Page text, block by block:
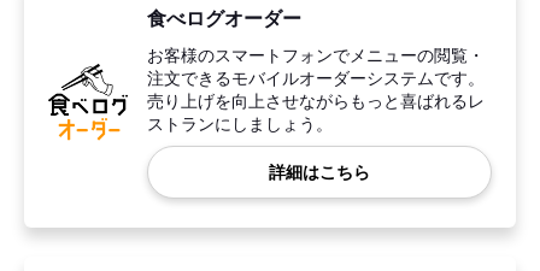
食べログオーダー
お客様のスマートフォンでメニューの閲覧・
注文できるモバイルオーダーシステムです。
売り上げを向上させながらもっと喜ばれるレ
ストランにしましょう。
詳細はこちら